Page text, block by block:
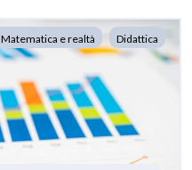
Matematica e realtà Didattica